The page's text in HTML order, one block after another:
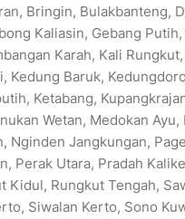
Bringin, Bulakbanteng,
Kaliasin, Gebang
Karah, Kali
Kedung Baruk,
Ketabang,
Wetan, Medokan Ayu,
Nginden Jangkungan,
Perak Utara, Pradah
Kidul, Rungkut Tengah,
Siwalan Kerto, Sono